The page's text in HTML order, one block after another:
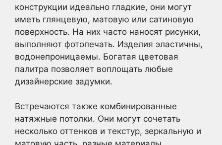
конструкции идеально гладкие, они могут
иметь глянцевую, матовую или сатиновую
поверхность. На них часто наносят рисунки,
выполняют фотопечать. Изделия эластичны,
водонепроницаемы. Богатая цветовая
палитра позволяет воплощать любые
дизайнерские задумки.
Встречаются также комбинированные
натяжные потолки. Они могут сочетать
несколько оттенков и текстур, зеркальную и